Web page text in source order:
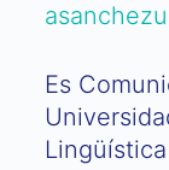
Es